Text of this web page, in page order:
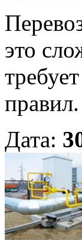
это
правил.
Дата: